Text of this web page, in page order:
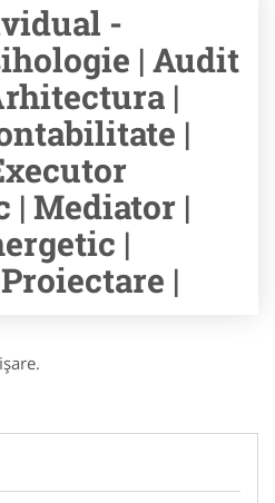
-
| Audit
|
|
| Mediator |
|
|